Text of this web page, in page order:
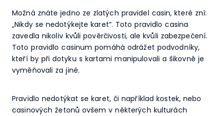
Možná znáte jedno ze zlatých pravidel casin, které zní:
„Nikdy se nedotýkejte karet“. Toto pravidlo casina
zavedla nikoliv kvůli pověrčivosti, ale kvůli zabezpečení.
Toto pravidlo casinum pomáhá odrážet podvodníky,
kteří by při dotyku s kartami manipulovali a šikovně je
vyměňovali za jiné.
Pravidlo nedotýkat se karet, či například kostek, nebo
casinových žetonů ovšem v některých kulturách